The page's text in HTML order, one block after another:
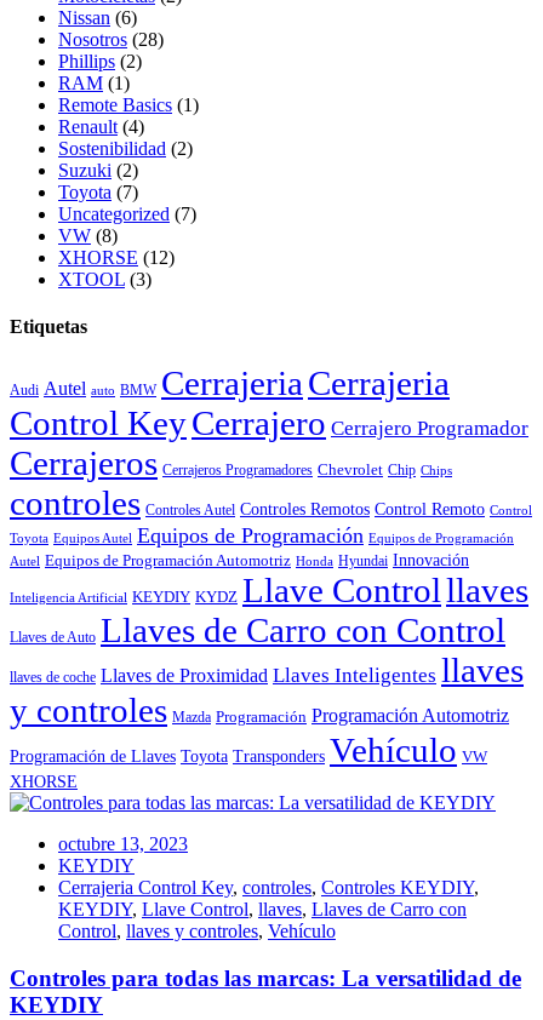
Nissan (6)
Nosotros (28)
Phillips (2)
RAM (1)
Remote Basics (1)
Renault (4)
Sostenibilidad (2)
Suzuki (2)
Toyota (7)
Uncategorized (7)
VW (8)
XHORSE (12)
XTOOL (3)
Etiquetas
Audi Autel auto BMW Cerrajeria Cerrajeria
Control KeyCerrajero Cerrajero Programador
Cerrajeros Cerrajeros Programadores Chevrolet Chip Chips
controles Controles Autel Controles Remotos Control Remoto Control
Toyota Equipos Autel Equipos de Programación Equipos de Programación
Autel Equipos de Programación Automotriz Honda Hyundai Innovación
Inteligencia Artificial KEYDIY KYDZ Llave Controlllaves
Llaves de Auto Llaves de Carro con Control
llaves de coche Llaves de Proximidad Llaves Inteligentes llaves
y controles Mazda Programación Programación Automotriz
Programación de Llaves Toyota Transponders Vehículo VW
XHORSE
octubre 13, 2023
KEYDIY
Cerrajeria Control Key, controles, Controles KEYDIY,
KEYDIY, Llave Control, llaves, Llaves de Carro con
Control, llaves y controles, Vehículo
Controles para todas las marcas: La versatilidad de
KEYDIY